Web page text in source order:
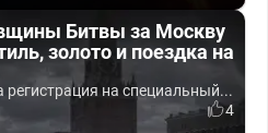
Битвы за Москву
золото и поездка на
регистрация на специальный...
4